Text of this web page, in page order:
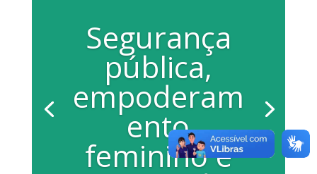
Segurança
pública,
empoderam
ento
feminino e